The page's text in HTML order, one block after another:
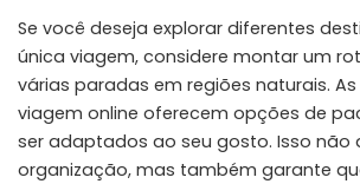
Se você deseja explorar diferentes
única viagem, considere montar um
várias paradas em regiões naturais.
viagem online oferecem opções de
ser adaptados ao seu gosto. Isso não
organização, mas também garante